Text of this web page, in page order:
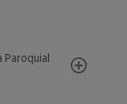
Paroquial